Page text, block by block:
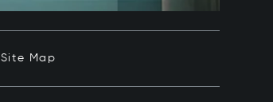
Site Map